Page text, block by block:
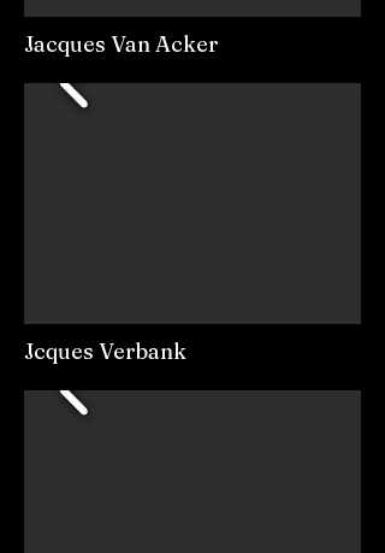
Jacques Van Acker
Jcques Verbank